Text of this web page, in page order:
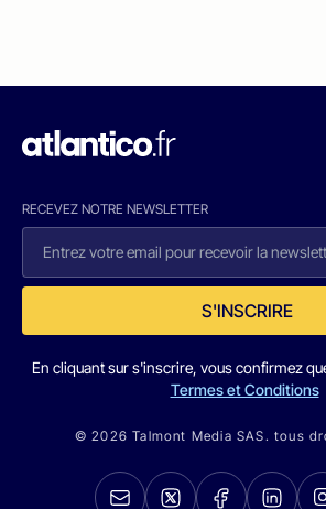
RECEVEZ NOTRE NEWSLETTER
S'INSCRIRE
En cliquant sur s'inscrire, vous confirmez
Termes et Conditions
© 2026 Talmont Media SAS. tous